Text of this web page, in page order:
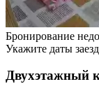
Бронирование
Укажите даты
Двухэтажный